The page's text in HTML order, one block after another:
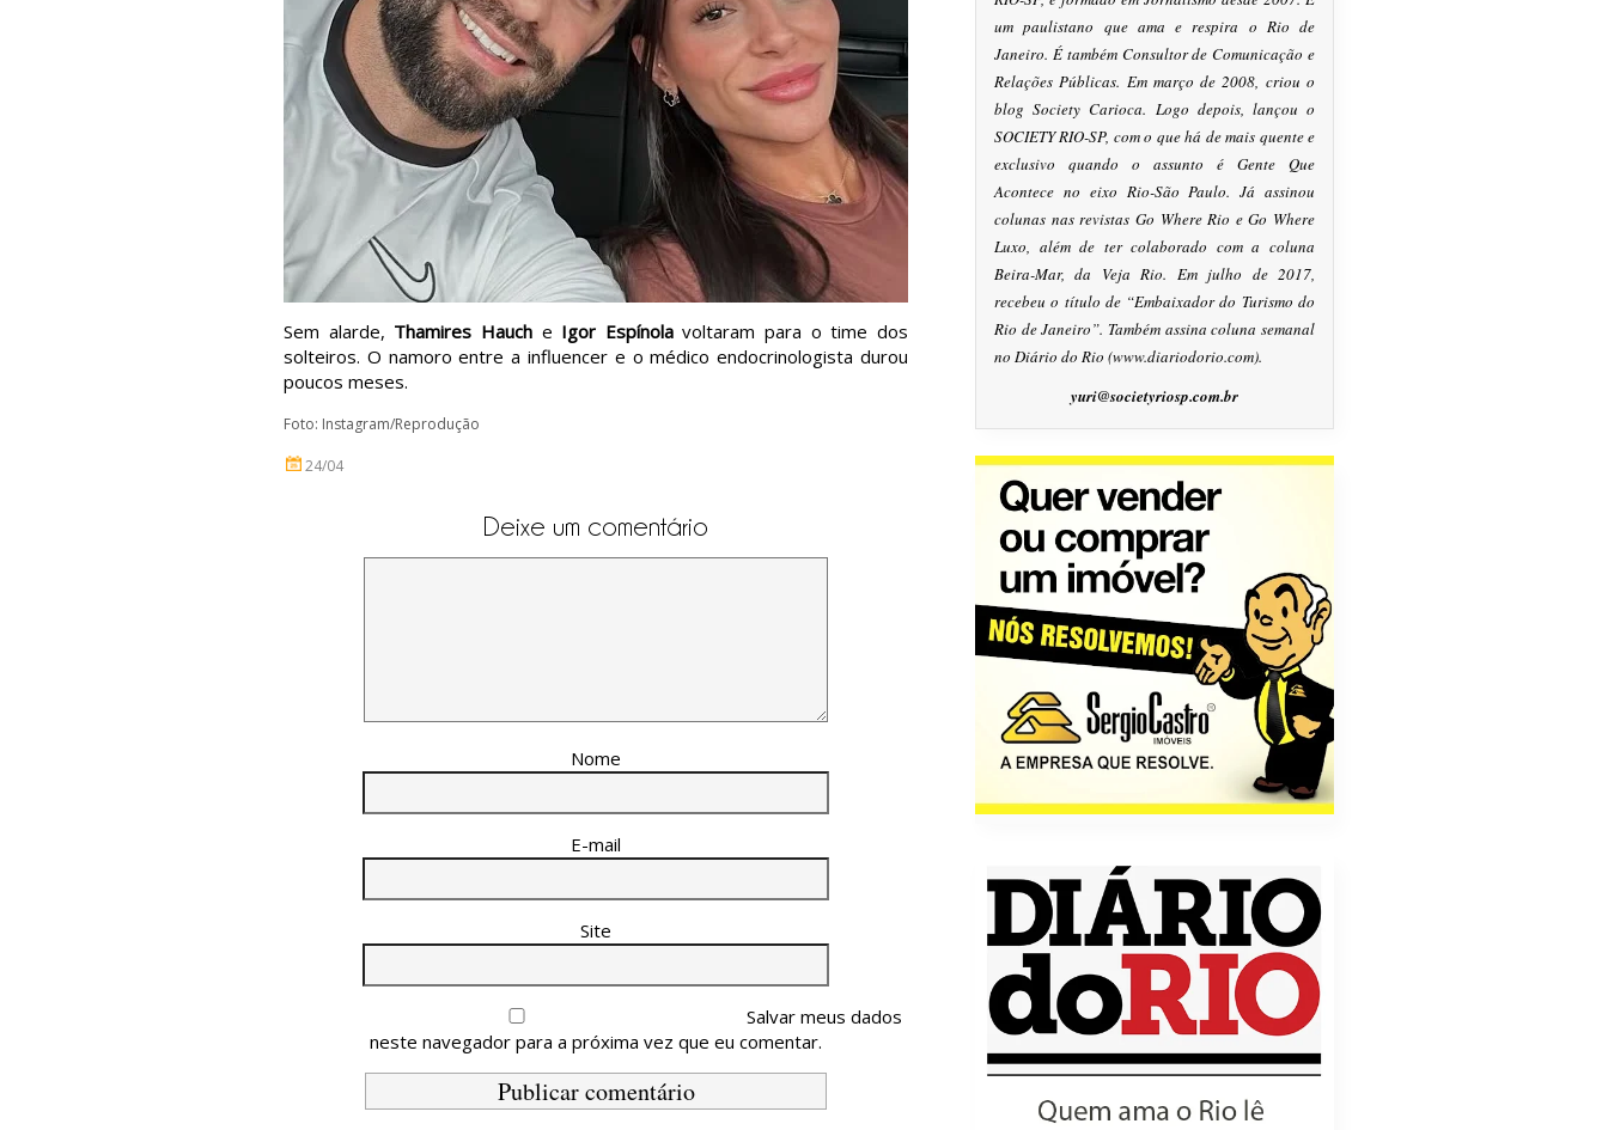
Sem alarde, Thamires Hauche Igor Espínolavoltaram para o time dos
solteiros. O namoro entre a influencer e o médico endocrinologista durou
poucos meses.
Foto: Instagram/Reprodução
24/04
Deixe um comentário
Nome
E-mail
Site
Salvar meus dados
neste navegador para a próxima vez que eu comentar.
um paulistano que ama e respira o Rio de
Janeiro. É também Consultor de Comunicação e
Relações Públicas. Em março de 2008, criou o
blog Society Carioca. Logo depois, lançou o
SOCIETY RIO-SP, com o que há de mais quente e
exclusivo quando o assunto é Gente Que
Acontece no eixo Rio-São Paulo. Já assinou
colunas nas revistas Go Where Rio e Go Where
Luxo, além de ter colaborado com a coluna
Beira-Mar, da Veja Rio. Em julho de 2017,
recebeu o título de “Embaixador do Turismo do
Rio de Janeiro”. Também assina coluna semanal
no Diário do Rio (www.diariodorio.com).
yuri@societyriosp.com.br